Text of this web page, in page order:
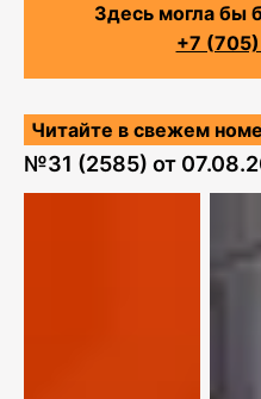
Здесь могла бы
+7
Читайте в свежем
№31 (2585) от